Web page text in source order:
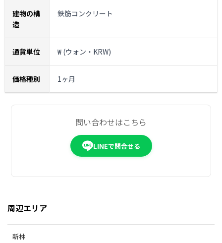
建物の構
造
鉄筋コンクリート
通貨単位 ₩ (ウォン・KRW)
価格種別 1ヶ月
問い合わせはこちら
LINEで問合せる
周辺エリア
新林